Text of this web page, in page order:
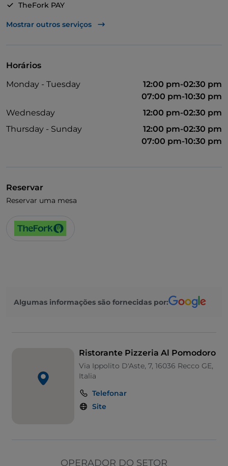
TheFork PAY
UnionPay via TheFork PAY
Área de fumadores
Wi-Fi
Mostrar outros serviços
Horários
Monday - Tuesday
12:00 pm-02:30 pm
07:00 pm-10:30 pm
Wednesday
12:00 pm-02:30 pm
Thursday - Sunday
12:00 pm-02:30 pm
07:00 pm-10:30 pm
Reservar
Reservar uma mesa
Algumas informações são fornecidas por:
Ristorante Pizzeria Al Pomodoro
Via Ippolito D'Aste, 7, 16036 Recco GE,
Italia
Telefonar
Site
OPERADOR DO SETOR